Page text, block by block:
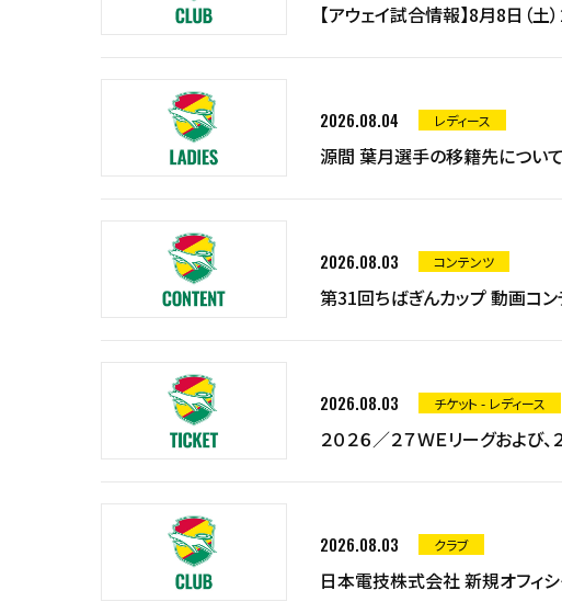
【アウェイ試合情報】8月8日（土
2026.08.04 レディース
源間 葉月選手の移籍先について
2026.08.03 コンテンツ
第31回ちばぎんカップ 動画コ
2026.08.03 チケット - レディース
２０２６／２７ＷＥリーグおよ
2026.08.03 クラブ
日本電技株式会社 新規オフィ